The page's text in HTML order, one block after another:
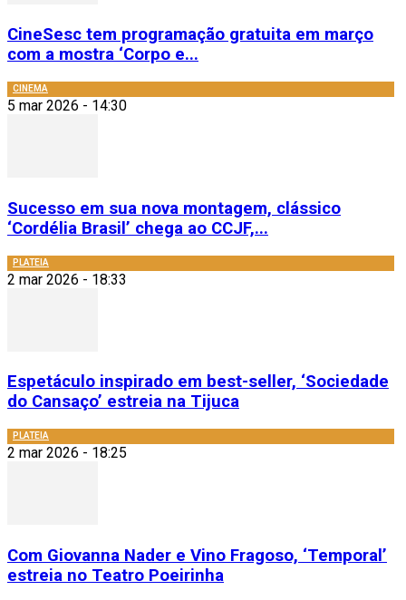
CineSesc tem programação gratuita em março
com a mostra ‘Corpo e...
CINEMA
5 mar 2026 - 14:30
Sucesso em sua nova montagem, clássico
‘Cordélia Brasil’ chega ao CCJF,...
PLATEIA
2 mar 2026 - 18:33
Espetáculo inspirado em best-seller, ‘Sociedade
do Cansaço’ estreia na Tijuca
PLATEIA
2 mar 2026 - 18:25
Com Giovanna Nader e Vino Fragoso, ‘Temporal’
estreia no Teatro Poeirinha